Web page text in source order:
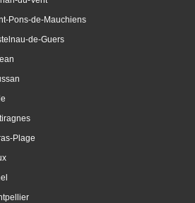
Pons-de-Mauchiens
de-Guers
Plage